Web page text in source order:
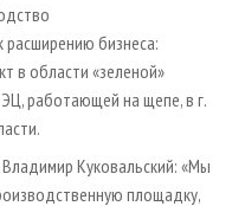
расширению бизнеса:
в области «зеленой»
работающей на щепе, в г.
Куковальский: «Мы
площадку,